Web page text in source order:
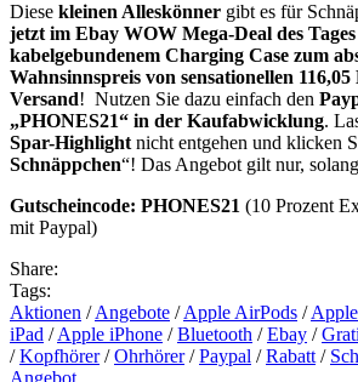
Diese kleinen Alleskönner gibt es für
jetzt im Ebay WOW Mega-Deal des
kabelgebundenem Charging Case zum
Wahnsinnspreis von sensationellen
Versand! Nutzen Sie dazu einfach den
„PHONES21“ in der Kaufabwicklung.
Spar-Highlight nicht entgehen und klicken
Schnäppchen“! Das Angebot gilt nur,
Gutscheincode: PHONES21 (10 Prozent
mit Paypal)
Share:
Tags:
Aktionen /Angebote /Apple AirPods /
iPad /Apple iPhone /Bluetooth /Ebay /
/Kopfhörer/Ohrhörer/Paypal /Rabatt /